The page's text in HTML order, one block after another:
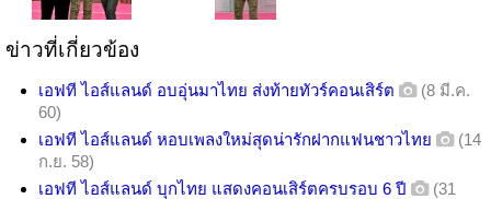
ข่าวที่เกี่ยวข้อง
เอฟที ไอส์แลนด์ อบอุ่นมาไทย ส่งท้ายทัวร์คอนเสิร์ต
(8 มี.ค.
60)
เอฟที ไอส์แลนด์ หอบเพลงใหม่สุดน่ารักฝากแฟนชาวไทย
(14
ก.ย. 58)
เอฟที ไอส์แลนด์ บุกไทย แสดงคอนเสิร์ตครบรอบ 6 ปี
(31